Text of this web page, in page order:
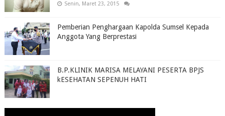
Senin, Maret 23, 2015
Pemberian Penghargaan Kapolda Sumsel Kepada
Anggota Yang Berprestasi
B.P.KLINIK MARISA MELAYANI PESERTA BPJS
kESEHATAN SEPENUH HATI